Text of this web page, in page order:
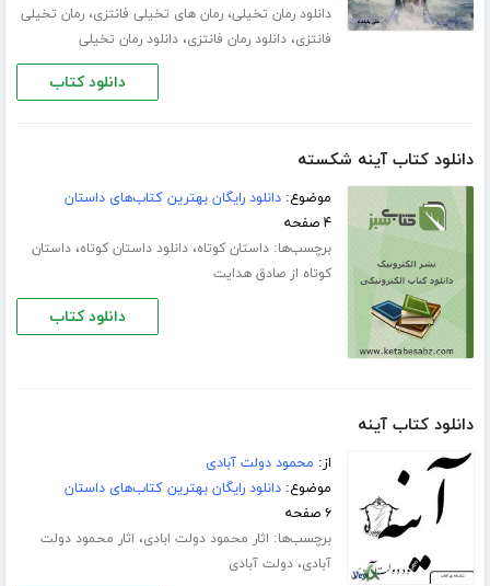
دانلود رمان تخیلی،رمان های تخیلی فانتزی،رمان تخیلی
فانتزی،دانلود رمان فانتزی،دانلود رمان تخیلی
دانلود کتاب
دانلود کتاب آینه شکسته
موضوع:دانلود رایگان بهترین کتاب‌های داستان
۴ صفحه
برچسب‌ها:داستان کوتاه،دانلود داستان کوتاه،داستان
کوتاه از صادق هدایت
دانلود کتاب
دانلود کتاب آینه
از: محمود دولت آبادی
موضوع:دانلود رایگان بهترین کتاب‌های داستان
۶ صفحه
برچسب‌ها: اثار محمود دولت ابادی، اثار محمود دولت
آبادی،دولت آبادی